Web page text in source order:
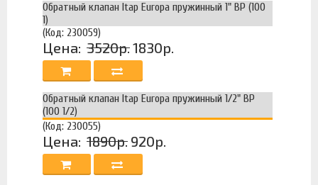
Обратный клапан Itap Europa пружинный 1" ВР (100
1)
(Код: 230059)
Цена: 3520р.1830р.
Обратный клапан Itap Europa пружинный 1/2" ВР
(100 1/2)
(Код: 230055)
Цена: 1890р. 920р.